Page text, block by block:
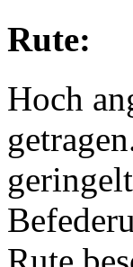
Rute:
Hoch